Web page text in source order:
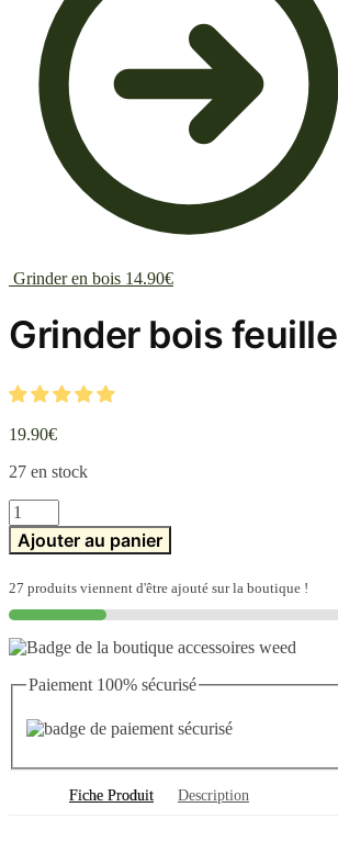
Grinder en bois 14.90€
Grinder bois feuille
19.90€
27 en stock
quantité
de
Grinder
feuille
Ajouter au panier
27 produits viennent d'être ajouté sur la boutique !
Paiement 100% sécurisé
Fiche Produit Description